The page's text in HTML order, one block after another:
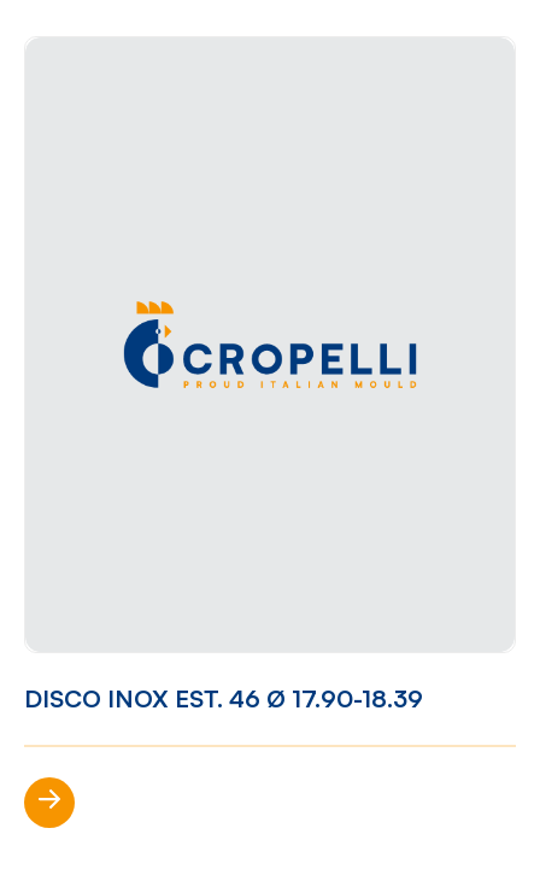
DISCO INOX EST. 46 Ø 17.90-18.39
Scopri di più